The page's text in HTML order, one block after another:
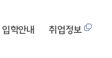
입학안내 취업정보